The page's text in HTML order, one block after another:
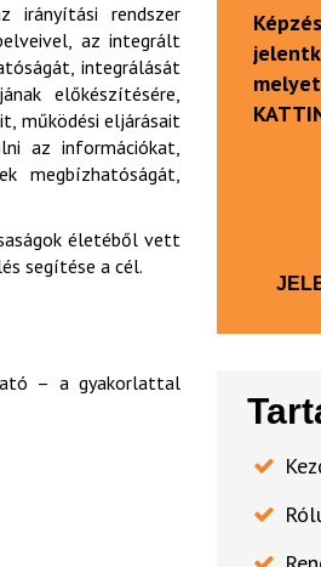
irányítási rendszer
az integrált
integrálását
előkészítésére,
működési eljárásait
az információkat,
megbízhatóságát,
életéből vett
segítése a cél.
– a gyakorlattal